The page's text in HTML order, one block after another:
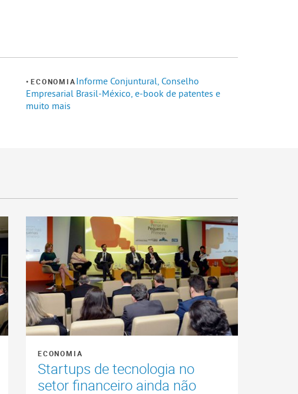
ECONOMIAInforme Conjuntural, Conselho
Empresarial Brasil-México, e-book de patentes e
muito mais
ECONOMIA
Startups de tecnologia no
setor financeiro ainda não